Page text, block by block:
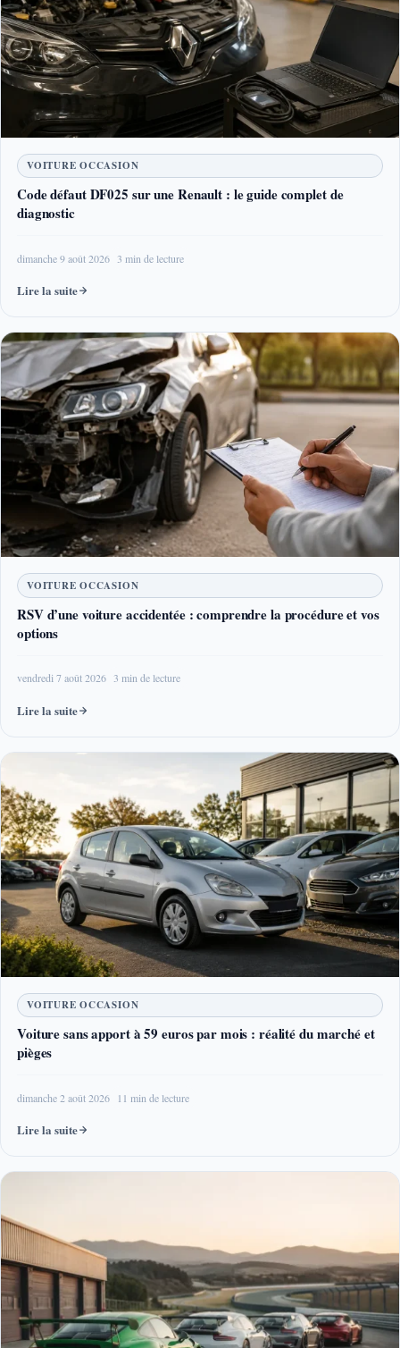
VOITURE OCCASION
Code défaut DF025 sur une Renault : le guide complet de
diagnostic
dimanche 9 août 2026 3 min de lecture
Lire la suite
VOITURE OCCASION
RSV d’une voiture accidentée : comprendre la procédure et vos
options
vendredi 7 août 2026 3 min de lecture
Lire la suite
VOITURE OCCASION
Voiture sans apport à 59 euros par mois : réalité du marché et
pièges
dimanche 2 août 2026 11 min de lecture
Lire la suite